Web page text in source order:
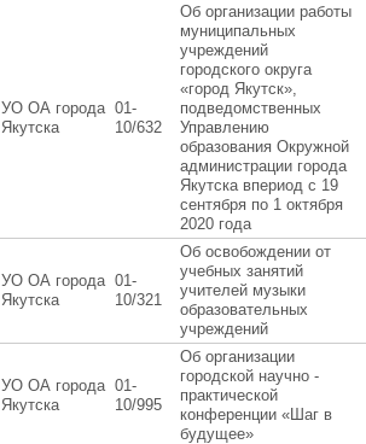
УО ОА города
Якутска
01-
10/632
Об организации работы
муниципальных
учреждений
городского округа
«город Якутск»,
подведомственных
Управлению
образования Окружной
администрации города
Якутска впериод с 19
сентября по 1 октября
2020 года
УО ОА города
Якутска
01-
10/321
Об освобождении от
учебных занятий
учителей музыки
образовательных
учреждений
УО ОА города
Якутска
01-
10/995
Об организации
городской научно -
практической
конференции «Шаг в
будущее»